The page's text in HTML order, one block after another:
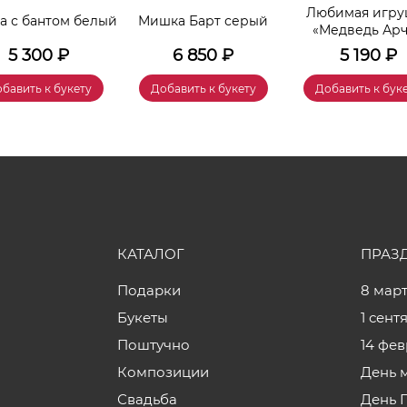
с бантом белый
5 300 ₽
к букету
Мишка Барт серый
6 850 ₽
Добавить к букету
Любимая
«Медведь
5 190₽
Добавить к
КАТАЛОГ
Подарки
Букеты
Поштучно
Композиции
Свадьба
8
1
14
День
День